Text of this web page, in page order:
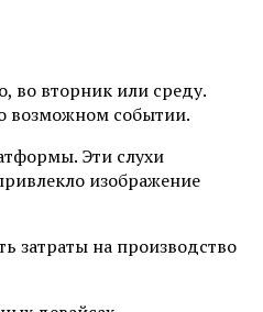
во вторник или среду.
возможном событии.
Эти слухи
изображение
затраты на производство